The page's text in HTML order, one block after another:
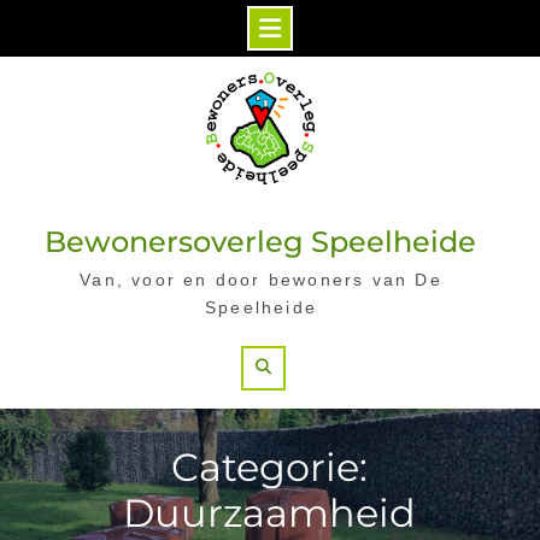
Bewonersoverleg Speelheide
Van, voor en door bewoners van De
Speelheide
Categorie:
Duurzaamheid